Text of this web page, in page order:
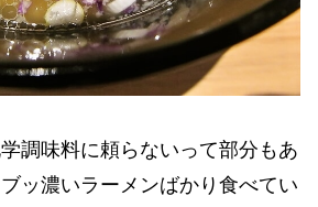
調味料に頼らないって部分もあ
ッ濃いラーメンばかり食べてい